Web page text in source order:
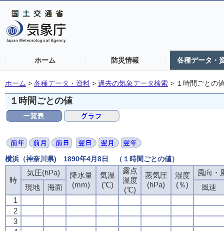
ホーム 防災情報 各種データ・
ホーム > 各種データ・資料 > 過去の気象データ検索 > １時間ごとの
１時間ごとの値
横浜（神奈川県) 1890年4月8日 （１時間ごとの値）
時
気圧(hPa)
降水量
(mm)
気温
(℃)
露点
温度
(℃)
蒸気圧
(hPa)
湿度
(％)
風向・
現地
海面
風速
1
2
3
時
気圧(hPa)
降水量
(mm)
気温
(℃)
露点
温度
(℃)
蒸気圧
(hPa)
湿度
(％)
風向・
現地
海面
風速
1
2
3
時
気圧(hPa)
降水量
(mm)
気温
(℃)
露点
温度
(℃)
蒸気圧
(hPa)
湿度
(％)
風向・
現地
海面
風速
1
2
3
時
気圧(hPa)
降水量
(mm)
気温
(℃)
露点
温度
(℃)
蒸気圧
(hPa)
湿度
(％)
風向・
現地
海面
風速
1
2
3